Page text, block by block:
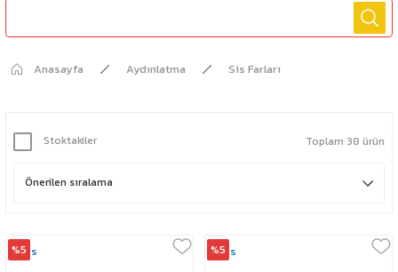
Anasayfa Aydınlatma Sis Farları
Stoktakiler Toplam 38 ürün
%5
Mars
%5
Mars